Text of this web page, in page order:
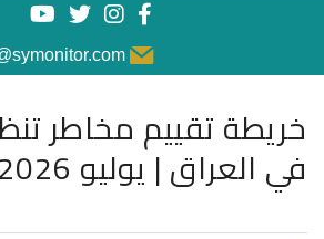
خريطة تقييم مخاطر
في العراق | يوليو 2026